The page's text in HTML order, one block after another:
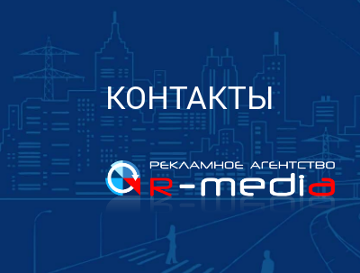
КОНТАКТЫ